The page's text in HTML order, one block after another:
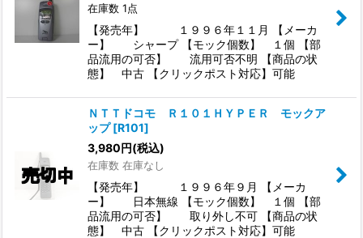
在庫数 1点
【発売年】 １９９６年１１月 【メーカ
ー】 シャープ 【モック個数】 １個 【部
品流用の可否】 流用可否不明 【商品の状
態】 中古 【クリックポスト対応】可能
ＮＴＴドコモ Ｒ１０１ＨＹＰＥＲ モックア
ップ [R101]
3,980円(税込)
在庫数 在庫なし
【発売年】 １９９６年９月 【メーカ
ー】 日本無線 【モック個数】 １個 【部
品流用の可否】 取り外し不可 【商品の状
態】 中古 【クリックポスト対応】可能